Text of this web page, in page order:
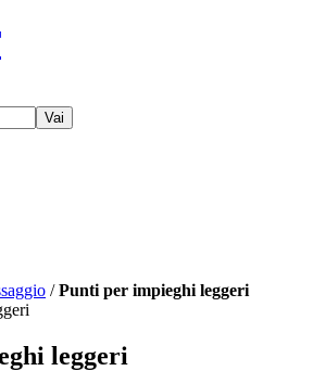
Vai
/Punti per impieghi leggeri
leggeri